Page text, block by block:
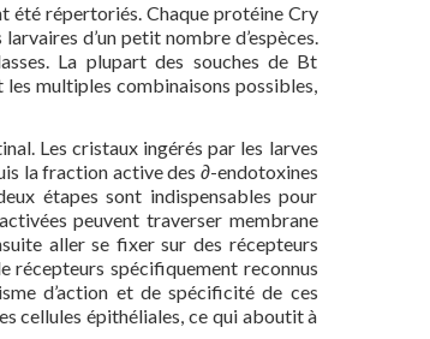
été répertoriés. Chaque protéine Cry
d’un petit nombre d’espèces.
La plupart des souches de Bt
multiples combinaisons possibles,
Les cristaux ingérés par les larves
la fraction active des ∂-endotoxines
étapes sont indispensables pour
peuvent traverser membrane
aller se fixer sur des récepteurs
récepteurs spécifiquement reconnus
d’action et de spécificité de ces
cellules épithéliales, ce qui aboutit à